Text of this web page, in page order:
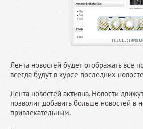
Лента новостей будет отображать все
всегда будут в курсе последних
Лента новостей активна. Новости
позволит добавить больше новостей в
привлекательным.